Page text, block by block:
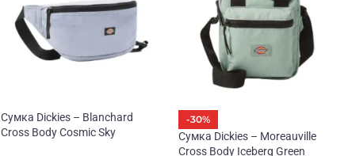
Сумка Dickies – Blanchard
Cross Body Cosmic Sky
-30%
Сумка Dickies – Moreauville
Cross Body Iceberg Green